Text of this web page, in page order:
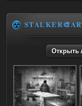
Путь во мгле +
где пароль?
05.08.2026
Открыть